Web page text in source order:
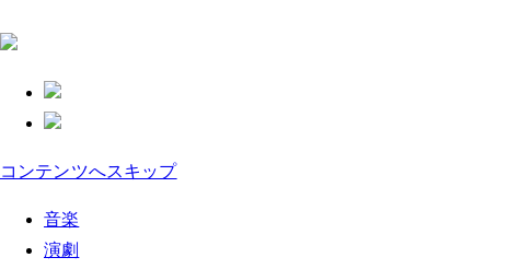
コンテンツへスキップ
音楽
演劇